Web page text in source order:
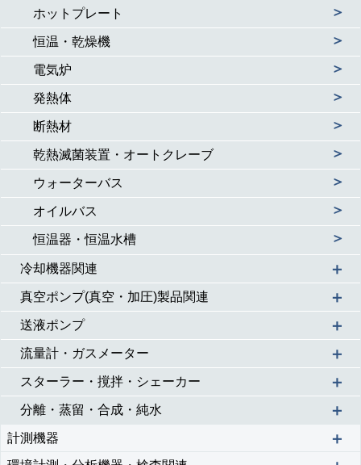
ホットプレート ＞
恒温・乾燥機 ＞
電気炉 ＞
発熱体 ＞
断熱材 ＞
乾熱滅菌装置・オートクレーブ ＞
ウォーターバス ＞
オイルバス ＞
恒温器・恒温水槽 ＞
冷却機器関連 ＋
真空ポンプ(真空・加圧)製品関連 ＋
送液ポンプ ＋
流量計・ガスメーター ＋
スターラー・撹拌・シェーカー ＋
分離・蒸留・合成・純水 ＋
計測機器 ＋